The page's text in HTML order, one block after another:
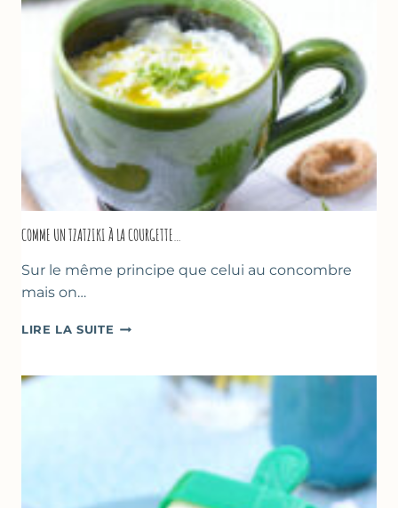
COMME UN TZATZIKI À LA COURGETTE…
Sur le même principe que celui au concombre
mais on…
LIRE LA SUITE COMME
À
COURGETTE…